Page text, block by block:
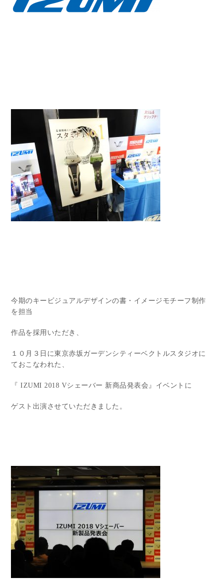
今期のキービジュアルデザインの書・イメージモチーフ制作
を担当
作品を採用いただき、
１０月３日に東京赤坂ガーデンシティーベクトルスタジオに
ておこなわれた、
『 IZUMI 2018 Vシェーバー 新商品発表会』イベントに
ゲスト出演させていただきました。